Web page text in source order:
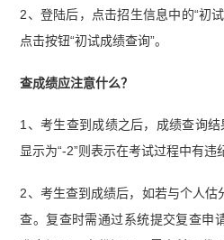
2、登陆后，点击招生信息中的“初
点击按钮“初试成绩查询”。
查成绩应注意什么？
1、考生查到成绩之后，成绩查询
显示为“-2”则表示在考试过程中有违
2、考生查到成绩后，如若与个人估
查。复查时需通过系统提交复查申